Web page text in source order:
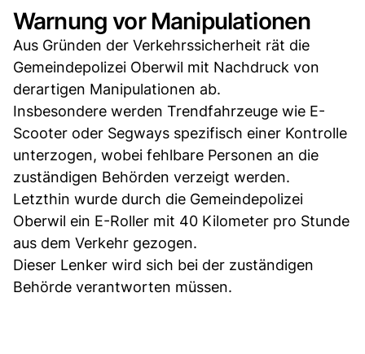
Warnung vor Manipulationen
Aus Gründen der Verkehrssicherheit rät die
Gemeindepolizei Oberwil mit Nachdruck von
derartigen Manipulationen ab.
Insbesondere werden Trendfahrzeuge wie E-
Scooter oder Segways spezifisch einer Kontrolle
unterzogen, wobei fehlbare Personen an die
zuständigen Behörden verzeigt werden.
Letzthin wurde durch die Gemeindepolizei
Oberwil ein E-Roller mit 40 Kilometer pro Stunde
aus dem Verkehr gezogen.
Dieser Lenker wird sich bei der zuständigen
Behörde verantworten müssen.